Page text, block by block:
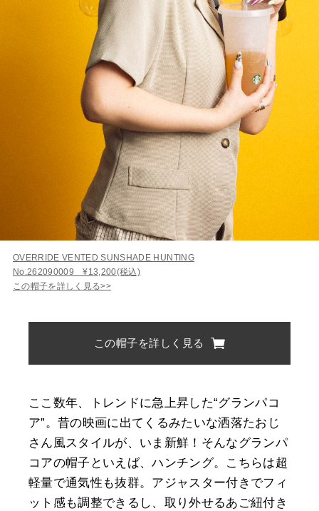
OVERRIDE VENTED SUNSHADE HUNTING
No.262090009 ¥13,200(税込)
この帽子を詳しく見る>>
この帽子を詳しく見る
ここ数年、トレンドに急上昇した“グランパコ
ア”。昔の映画に出てくるみたいな洒落たおじ
さん風スタイルが、いま新鮮！そんなグランパ
コアの帽子といえば、ハンチング。こちらは超
軽量で通気性も抜群。アジャスター付きでフィ
ット感も調整できるし、取り外せるあご紐付き